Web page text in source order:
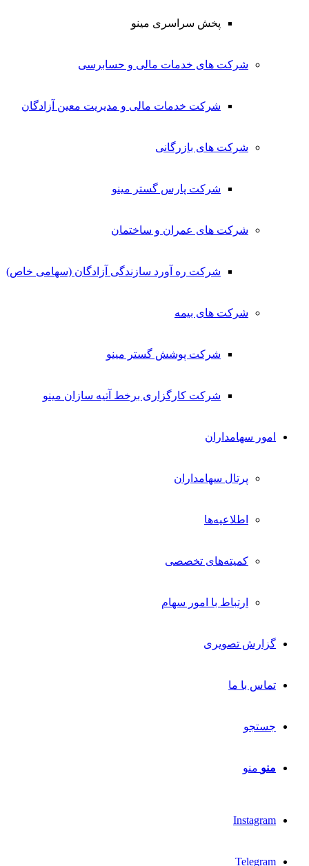
پخش سراسری مینو
شرکت های خدمات مالی و حسابرسی
شرکت خدمات مالی و مدیریت معین آزادگان
شرکت های بازرگانی
شرکت پارس گستر مینو
شرکت های عمران و ساختمان
شرکت ره آورد سازندگی آزادگان (سهامی خاص)
شرکت های بیمه
شرکت پوشش گستر مینو
شرکت کارگزاری برخط آتیه سازان مینو
امور سهامداران
پرتال سهامداران
اطلاعیه‌ها
کمیته‌های تخصصی
ارتباط با امور سهام
گزارش تصویری
تماس با ما
جستجو
منو منو
Instagram
Telegram